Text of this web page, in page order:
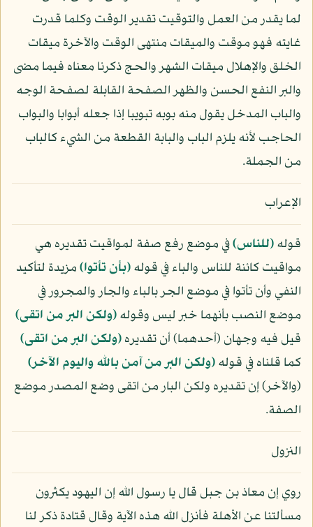
لما يقدر من العمل والتوقيت تقدير الوقت وكلما قدرت
غايته فهو موقت والميقات منتهى الوقت والآخرة ميقات
الخلق والإهلال ميقات الشهر والحج ذكرنا معناه فيما مضى
والبر النفع الحسن والظهر الصفحة القابلة لصفحة الوجه
والباب المدخل يقول منه بوبه تبويبا إذا جعله أبوابا والبواب
الحاجب لأنه يلزم الباب والبابة القطعة من الشيء كالباب
من الجملة.
الإعراب
قوله﴿للناس﴾في موضع رفع صفة لمواقيت تقديره هي
مواقيت كائنة للناس والباء في قوله﴿بأن تأتوا﴾مزيدة لتأكيد
النفي وأن تأتوا في موضع الجر بالباء والجار والمجرور في
موضع النصب بأنهما خبر ليس وقوله﴿ولكن البر من اتقى﴾
قيل فيه وجهان (أحدهما) أن تقديره﴿ولكن البر من اتقى﴾
كما قلناه في قوله﴿ولكن البر من آمن بالله واليوم الآخر﴾
(والآخر) إن تقديره ولكن البار من اتقى وضع المصدر موضع
الصفة.
النزول
روي إن معاذ بن جبل قال يا رسول الله إن اليهود يكثرون
مسألتنا عن الأهلة فأنزل الله هذه الآية وقال قتادة ذكر لنا